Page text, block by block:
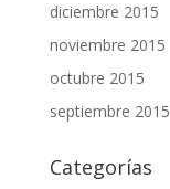
diciembre 2015
noviembre 2015
octubre 2015
septiembre 2015
Categorías